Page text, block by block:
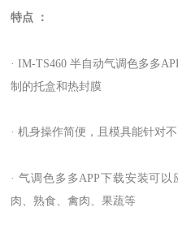
特点 ：
· IM-TS460 半自动气调色多多
制的托盒和热封膜
· 机身操作简便，且模具能针对
· 气调色多多APP下载安装可
肉、熟食、禽肉、果蔬等